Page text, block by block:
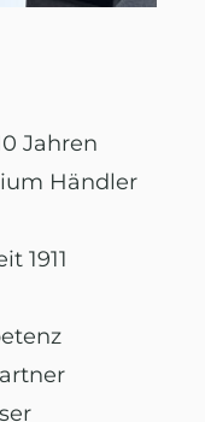
Jahren
Händler
1911